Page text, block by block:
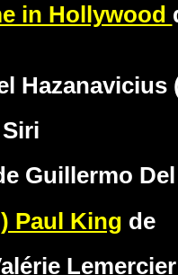
in Hollywood
Hazanavicius
Guillermo
Paul King de
Lemercier